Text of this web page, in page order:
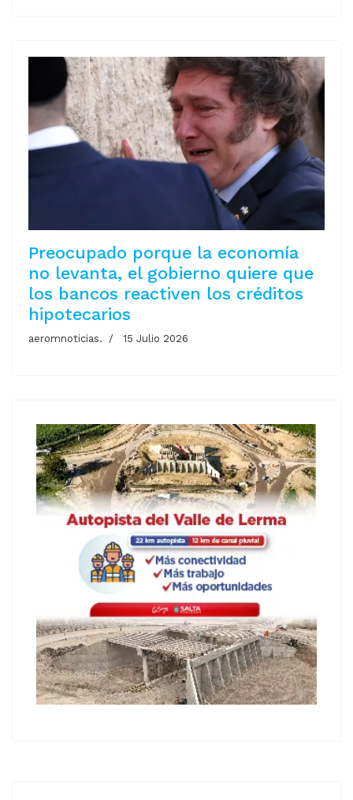
Preocupado porque la economía
no levanta, el gobierno quiere que
los bancos reactiven los créditos
hipotecarios
aeromnoticias. 15 Julio 2026